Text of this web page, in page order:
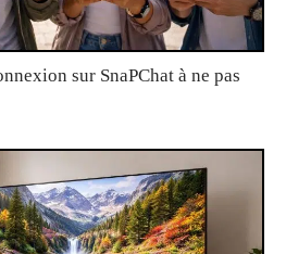
sur SnaPChat à ne pas